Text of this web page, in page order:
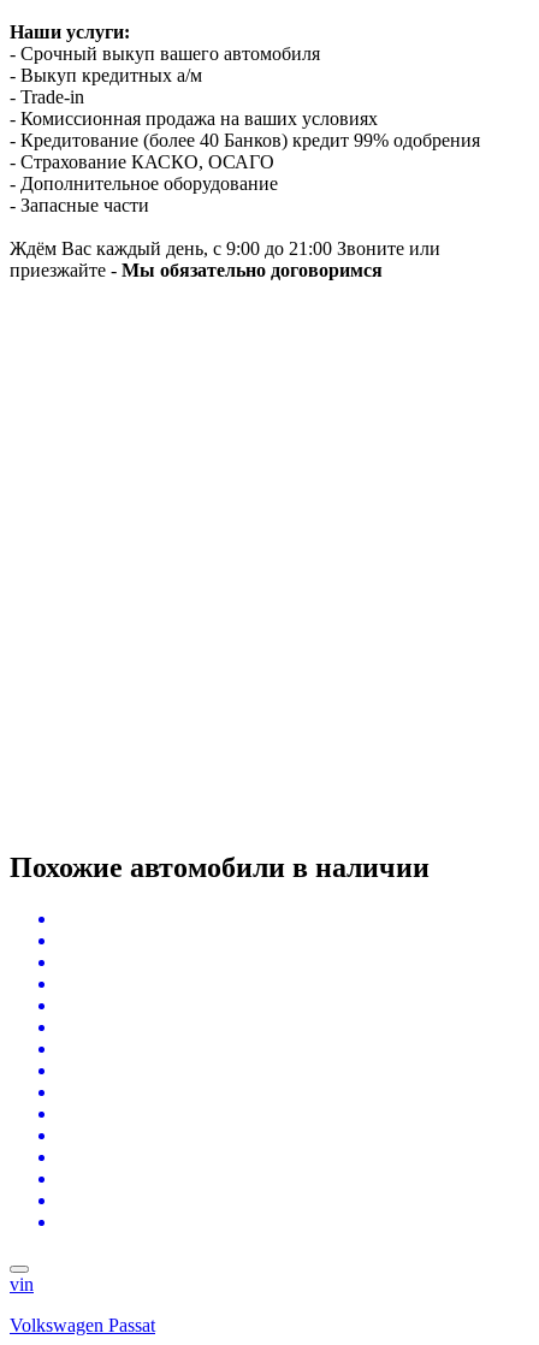
Наши услуги:
- Срочный выкуп вашего автомобиля
- Выкуп кредитных а/м
- Trade-in
- Комиссионная продажа на ваших условиях
- Кредитование (более 40 Банков) кредит 99% одобрения
- Страхование КАСКО, ОСАГО
- Дополнительное оборудование
- Запасные части
Ждём Вас каждый день, с 9:00 до 21:00 Звоните или
приезжайте - Мы обязательно договоримся
Похожие автомобили в наличии
vin
Volkswagen Passat